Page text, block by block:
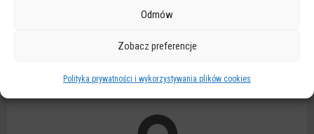
Odmów
Zobacz preferencje
Polityka prywatności i wykorzystywania plików cookies